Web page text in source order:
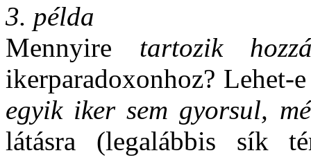
3. példa
Mennyire tartozik
ikerparadoxonhoz?
egyik iker sem gyorsul,
látásra (legalábbis sík